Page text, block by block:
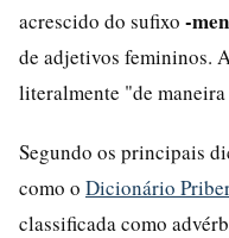
acrescido do sufixo -
de adjetivos femininos.
literalmente "de
Segundo os principais
como o Dicionário
classificada como